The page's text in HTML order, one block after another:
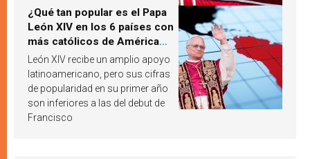
¿Qué tan popular es el Papa
León XIV en los 6 países con
más católicos de América
Latina en 2026? Publican
resultados de investigación
León XIV recibe un amplio apoyo
latinoamericano, pero sus cifras
de popularidad en su primer año
son inferiores a las del debut de
Francisco